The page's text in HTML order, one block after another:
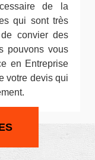
de la
qui sont très
convier des
pouvons vous
en Entreprise
votre devis qui